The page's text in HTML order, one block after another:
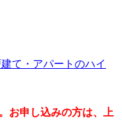
て・アパートのハイ
。お申し込みの方は、上